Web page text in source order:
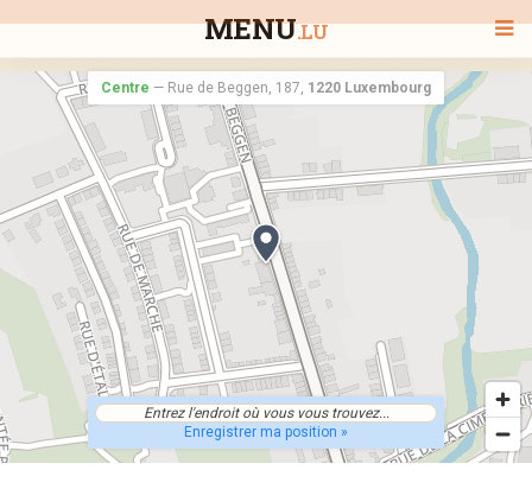
MENU.LU
BIENVENUE
TOUS LES RESTAURANTS
RECHERCHER UN RESTAURANT
Centre — Rue de Beggen, 187, 1220 Luxembourg
Enregistrer ma position »